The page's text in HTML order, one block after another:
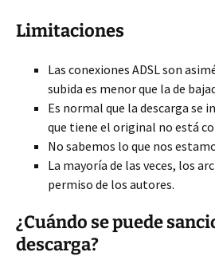
Limitaciones
Las conexiones ADSL son
subida es menor que la de
Es normal que la descarga se
que tiene el original no está
No sabemos lo que nos
La mayoría de las veces, los
permiso de los autores.
¿Cuándo se puede
descarga?